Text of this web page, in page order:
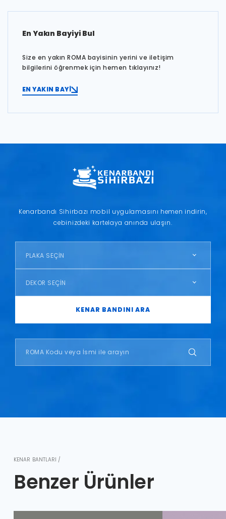
En Yakın Bayiyi Bul
Size en yakın ROMA bayisinin yerini ve iletişim
bilgilerini öğrenmek için hemen tıklayınız!
EN YAKIN BAYİ
Kenarbandı Sihirbazı mobil uygulamasını hemen indirin,
cebinizdeki kartelaya anında ulaşın.
PLAKA SEÇİN
DEKOR SEÇİN
KENAR BANDINI ARA
KENAR BANTLARI /
Benzer Ürünler